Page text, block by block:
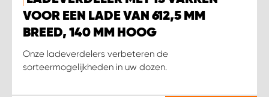
VOOR EEN LADE VAN 612,5 MM
BREED, 140 MM HOOG
Onze ladeverdelers verbeteren de
sorteermogelijkheden in uw dozen.
WORK SYSTEM KOOTWIJKERBROEK
WORK SYSTEM LOPIK AUTOSERVICE BENSCHOP